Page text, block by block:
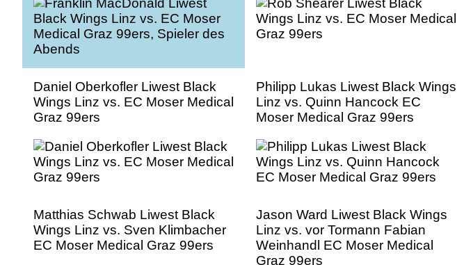
Daniel Oberkofler Liwest Black
Wings Linz vs. EC Moser Medical
Graz 99ers
Philipp Lukas Liwest Black Wings
Linz vs. Quinn Hancock EC
Moser Medical Graz 99ers
Matthias Schwab Liwest Black
Wings Linz vs. Sven Klimbacher
EC Moser Medical Graz 99ers
Jason Ward Liwest Black Wings
Linz vs. vor Tormann Fabian
Weinhandl EC Moser Medical
Graz 99ers